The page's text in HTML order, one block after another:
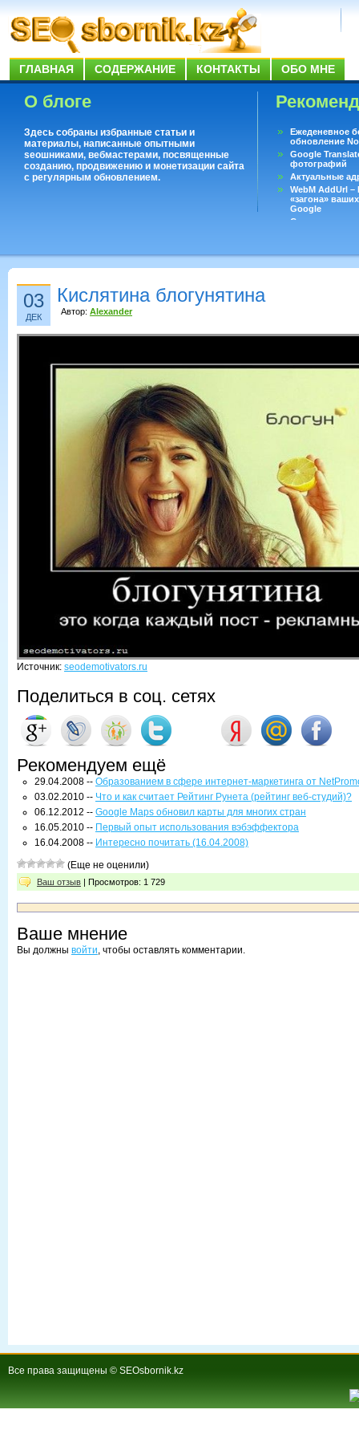
ГЛАВНАЯ СОДЕРЖАНИЕ КОНТАКТЫ ОБО МНЕ
О блоге
Здесь собраны избранные статьи и
материалы, написанные опытными
seoшниками, вебмастерами, посвященные
созданию, продвижению и монетизации сайта
с регулярным обновлением.
Ежеденевное
обновление
Google
фотографий
Актуальные
WebM AddUrl
«загона»
Google
Существует
03
ДЕК
Кислятина блогунятина
Автор: Alexander
Источник: seodemotivators.ru
Поделиться в соц. сетях
Рекомендуем ещё
29.04.2008 -- Образованием в сфере интернет-маркетинга от
03.02.2010 -- Что и как считает Рейтинг Рунета (рейтинг веб-студий)?
06.12.2012 -- Google Maps обновил карты для многих стран
16.05.2010 -- Первый опыт использования вэбэффектора
16.04.2008 -- Интересно почитать (16.04.2008)
(Еще не оценили)
Ваш отзыв | Просмотров: 1 729
Ваше мнение
Вы должны войти, чтобы оставлять комментарии.
Все права защищены © SEOsbornik.kz